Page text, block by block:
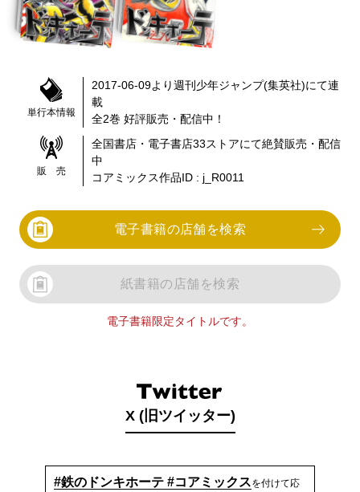
単行本情報
2017-06-09より週刊少年ジャンプ(集英社)にて連
載
全2巻 好評販売・配信中！
販 売
全国書店・電子書店33ストアにて絶賛販売・配信
中
コアミックス作品ID : j_R0011
電子書籍の店舗を検索
紙書籍の店舗を検索
電子書籍限定タイトルです。
X (旧ツイッター)
#鉄のドンキホーテ #コアミックスを付けて応